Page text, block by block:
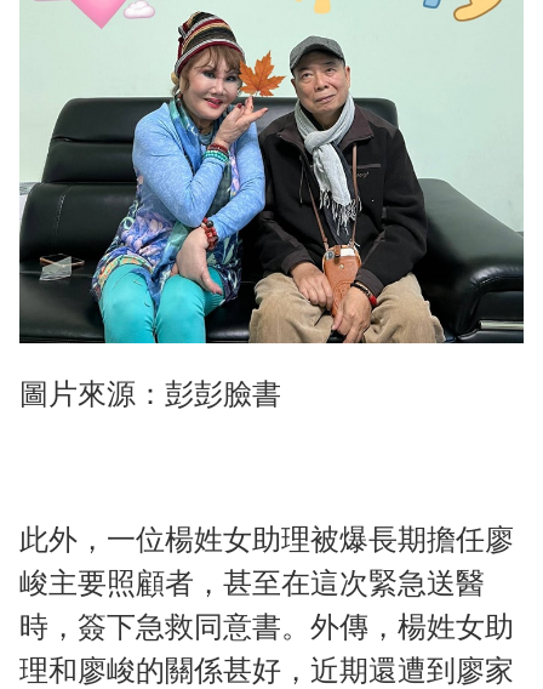
圖片來源：彭彭臉書
此外，一位楊姓女助理被爆長期擔任廖
峻主要照顧者，甚至在這次緊急送醫
時，簽下急救同意書。外傳，楊姓女助
理和廖峻的關係甚好，近期還遭到廖家